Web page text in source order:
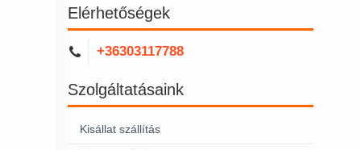
Elérhetőségek
+36303117788
Szolgáltatásaink
Kisállat szállítás